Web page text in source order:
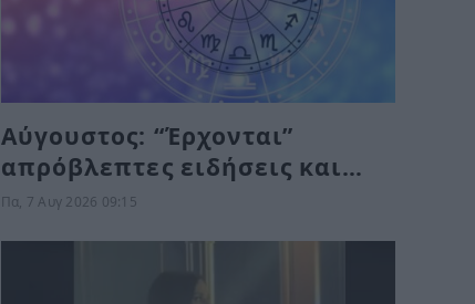
Αύγουστος: “Έρχονται”
απρόβλεπτες ειδήσεις και
αλλαγές για αυτά τα ζώδια
Πα, 7 Αυγ 2026 09:15